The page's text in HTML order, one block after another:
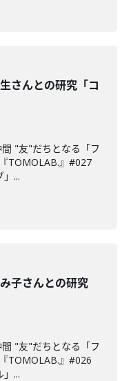
さんとの研究「コ
"友"だちとなる「フ
TOMOLAB.』#027
...
子さんとの研究
"友"だちとなる「フ
TOMOLAB.』#026
...